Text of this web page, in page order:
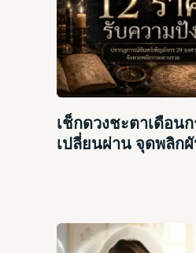
เช็กดวงชะตาเดือน
เปลี่ยนผ่าน จุดพลิก